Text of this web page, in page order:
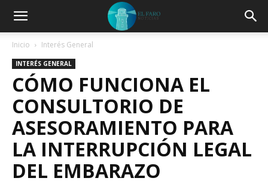
Inicio Interés General
INTERÉS GENERAL
CÓMO FUNCIONA EL
CONSULTORIO DE
ASESORAMIENTO PARA
LA INTERRUPCIÓN LEGAL
DEL EMBARAZO